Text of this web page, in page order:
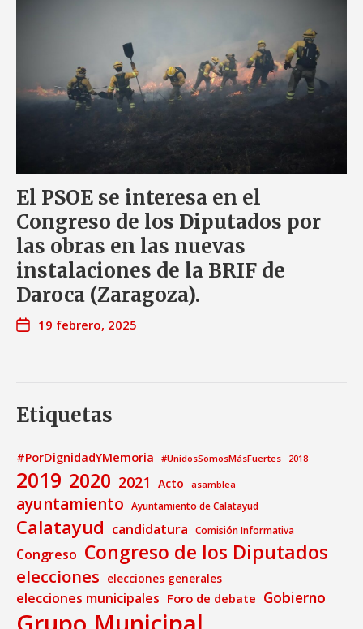
El PSOE se interesa en el
Congreso de los Diputados por
las obras en las nuevas
instalaciones de la BRIF de
Daroca (Zaragoza).
19 febrero, 2025
Etiquetas
#PorDignidadYMemoria #UnidosSomosMásFuertes 2018
2019 2020 2021 Acto asamblea
ayuntamiento Ayuntamiento de Calatayud
Calatayud candidatura Comisión Informativa
Congreso Congreso de los Diputados
elecciones elecciones generales
elecciones municipales Foro de debate Gobierno